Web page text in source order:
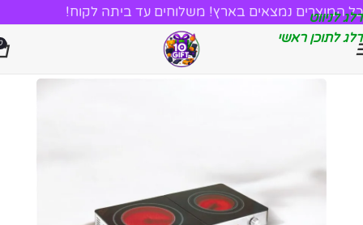
דלג לניווט
דלג לתוכן ראשי
כל המוצרים נמצאים בארץ! משלוחים עד ביתה לקוח!